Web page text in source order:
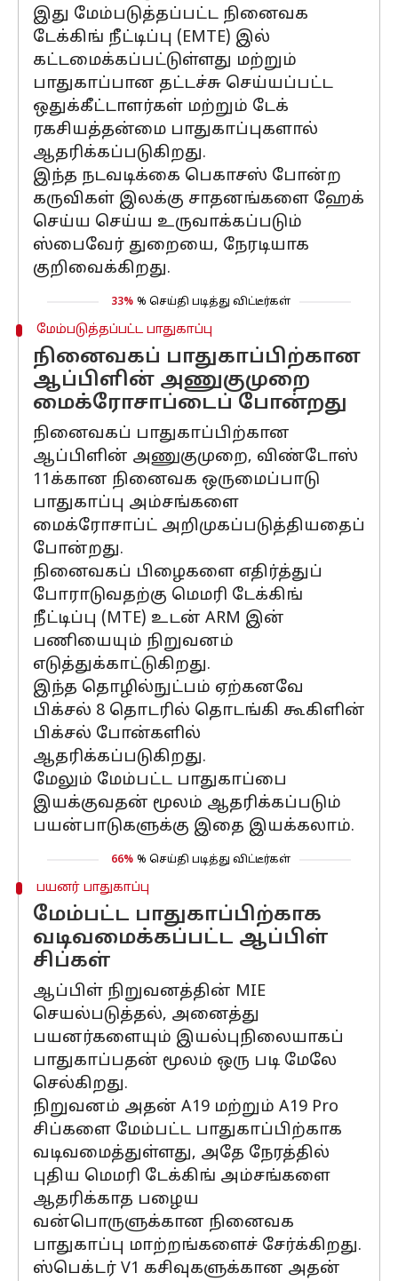
இது மேம்படுத்தப்பட்ட நினைவக
டேக்கிங் நீட்டிப்பு (EMTE) இல்
கட்டமைக்கப்பட்டுள்ளது மற்றும்
பாதுகாப்பான தட்டச்சு செய்யப்பட்ட
ஒதுக்கீட்டாளர்கள் மற்றும் டேக்
ரகசியத்தன்மை பாதுகாப்புகளால்
ஆதரிக்கப்படுகிறது.
இந்த நடவடிக்கை பெகாசஸ் போன்ற
கருவிகள் இலக்கு சாதனங்களை ஹேக்
செய்ய செய்ய உருவாக்கப்படும்
ஸ்பைவேர் துறையை, நேரடியாக
குறிவைக்கிறது.
33% % செய்தி படித்து விட்டீர்கள்
மேம்படுத்தப்பட்ட பாதுகாப்பு
நினைவகப் பாதுகாப்பிற்கான
ஆப்பிளின் அணுகுமுறை
மைக்ரோசாப்டைப் போன்றது
நினைவகப் பாதுகாப்பிற்கான
ஆப்பிளின் அணுகுமுறை, விண்டோஸ்
11க்கான நினைவக ஒருமைப்பாடு
பாதுகாப்பு அம்சங்களை
மைக்ரோசாப்ட் அறிமுகப்படுத்தியதைப்
போன்றது.
நினைவகப் பிழைகளை எதிர்த்துப்
போராடுவதற்கு மெமரி டேக்கிங்
நீட்டிப்பு (MTE) உடன் ARM இன்
பணியையும் நிறுவனம்
எடுத்துக்காட்டுகிறது.
இந்த தொழில்நுட்பம் ஏற்கனவே
பிக்சல் 8 தொடரில் தொடங்கி கூகிளின்
பிக்சல் போன்களில்
ஆதரிக்கப்படுகிறது.
மேலும் மேம்பட்ட பாதுகாப்பை
இயக்குவதன் மூலம் ஆதரிக்கப்படும்
பயன்பாடுகளுக்கு இதை இயக்கலாம்.
66% % செய்தி படித்து விட்டீர்கள்
பயனர் பாதுகாப்பு
மேம்பட்ட பாதுகாப்பிற்காக
வடிவமைக்கப்பட்ட ஆப்பிள்
சிப்கள்
ஆப்பிள் நிறுவனத்தின் MIE
செயல்படுத்தல், அனைத்து
பயனர்களையும் இயல்புநிலையாகப்
பாதுகாப்பதன் மூலம் ஒரு படி மேலே
செல்கிறது.
நிறுவனம் அதன் A19 மற்றும் A19 Pro
சிப்களை மேம்பட்ட பாதுகாப்பிற்காக
வடிவமைத்துள்ளது, அதே நேரத்தில்
புதிய மெமரி டேக்கிங் அம்சங்களை
ஆதரிக்காத பழைய
வன்பொருளுக்கான நினைவக
பாதுகாப்பு மாற்றங்களைச் சேர்க்கிறது.
ஸ்பெக்டர் V1 கசிவுகளுக்கான அதன்